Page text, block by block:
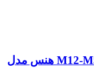
جعبه 11 پارچه بیت هزارخاری سایز M12-M5 هنس مدل